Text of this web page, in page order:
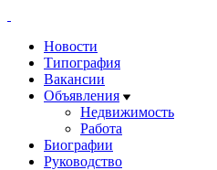
Новости
Типография
Вакансии
Объявления
Недвижимость
Работа
Биографии
Руководство